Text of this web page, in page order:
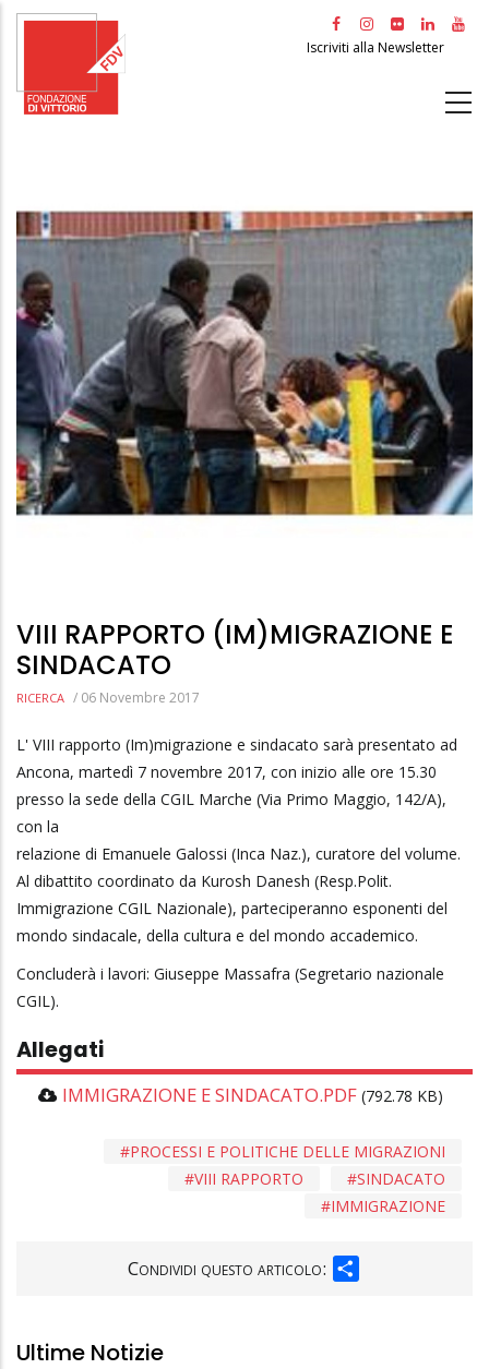
Salta
principale
Iscriviti alla Newsletter
VIII RAPPORTO (IM)MIGRAZIONE E
SINDACATO
RICERCA / 06 Novembre 2017
L' VIII rapporto (Im)migrazione e sindacato sarà presentato ad
Ancona, martedì 7 novembre 2017, con inizio alle ore 15.30
presso la sede della CGIL Marche (Via Primo Maggio, 142/A),
con la
relazione di Emanuele Galossi (Inca Naz.), curatore del volume.
Al dibattito coordinato da Kurosh Danesh (Resp.Polit.
Immigrazione CGIL Nazionale), parteciperanno esponenti del
mondo sindacale, della cultura e del mondo accademico.
Concluderà i lavori: Giuseppe Massafra (Segretario nazionale
CGIL).
Allegati
IMMIGRAZIONE E SINDACATO.PDF (792.78 KB)
PROCESSI E POLITICHE DELLE MIGRAZIONI
SINDACATO
VIII RAPPORTO
IMMIGRAZIONE
Condividi questo articolo:
Ultime Notizie